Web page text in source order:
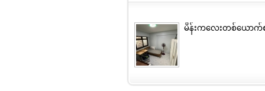
မိန်းကလေးတစ်ယောက်